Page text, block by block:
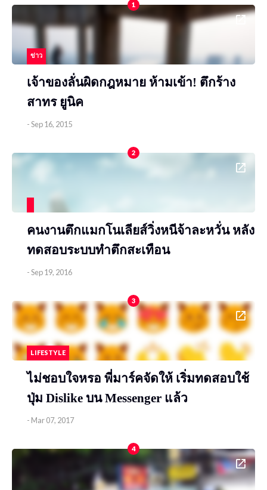
1
ข่าว
เจ้าของลั่นผิดกฎหมาย ห้ามเข้า! ตึกร้าง
สาทร ยูนิค
-Sep 16, 2015
2
คนงานตึกแมกโนเลียส์วิ่งหนีจ้าละหวั่น หลัง
ทดสอบระบบทำตึกสะเทือน
-Sep 19, 2016
3
LIFESTYLE
ไม่ชอบใจหรอ พี่มาร์คจัดให้ เริ่มทดสอบใช้
ปุ่ม ​Dislike บน Messenger แล้ว
- Mar 07, 2017
4